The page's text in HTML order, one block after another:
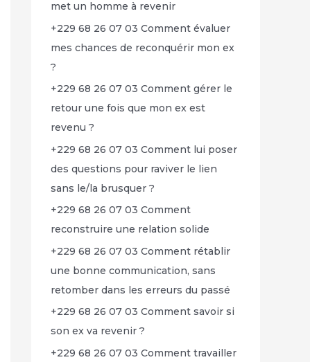
met un homme à revenir
+229 68 26 07 03 Comment évaluer
mes chances de reconquérir mon ex
?
+229 68 26 07 03 Comment gérer le
retour une fois que mon ex est
revenu ?
+229 68 26 07 03 Comment lui poser
des questions pour raviver le lien
sans le/la brusquer ?
+229 68 26 07 03 Comment
reconstruire une relation solide
+229 68 26 07 03 Comment rétablir
une bonne communication, sans
retomber dans les erreurs du passé
+229 68 26 07 03 Comment savoir si
son ex va revenir ?
+229 68 26 07 03 Comment travailler